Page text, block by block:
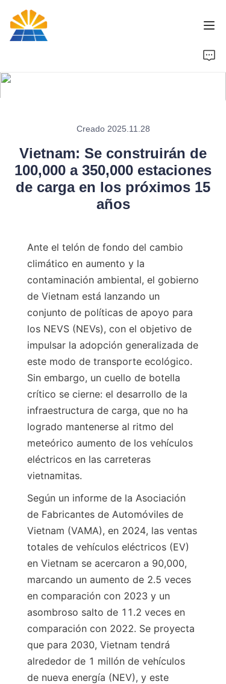
Creado 2025.11.28
Vietnam: Se construirán de
100,000 a 350,000 estaciones
de carga en los próximos 15
años
Ante el telón de fondo del cambio
climático en aumento y la
contaminación ambiental, el gobierno
de Vietnam está lanzando un
conjunto de políticas de apoyo para
los NEVS (NEVs), con el objetivo de
impulsar la adopción generalizada de
este modo de transporte ecológico.
Sin embargo, un cuello de botella
crítico se cierne: el desarrollo de la
infraestructura de carga, que no ha
logrado mantenerse al ritmo del
meteórico aumento de los vehículos
eléctricos en las carreteras
vietnamitas.
Según un informe de la Asociación
de Fabricantes de Automóviles de
Vietnam (VAMA), en 2024, las ventas
totales de vehículos eléctricos (EV)
en Vietnam se acercaron a 90,000,
marcando un aumento de 2.5 veces
en comparación con 2023 y un
asombroso salto de 11.2 veces en
comparación con 2022. Se proyecta
que para 2030, Vietnam tendrá
alrededor de 1 millón de vehículos
de nueva energía (NEV), y este
Marca
Contáctenos